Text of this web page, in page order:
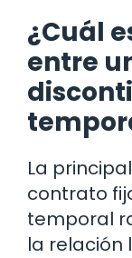
¿Cuál
entre
La
contrato
temporal
la relación